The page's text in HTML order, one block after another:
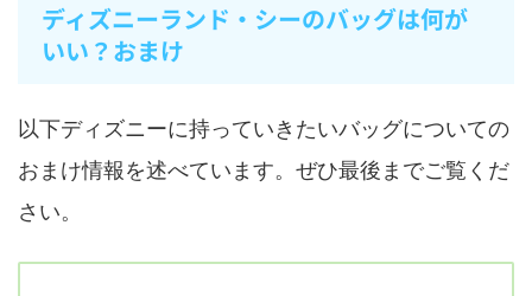
ディズニーランド・シーのバッグは何が
いい？おまけ
以下ディズニーに持っていきたいバッグについての
おまけ情報を述べています。ぜひ最後までご覧くだ
さい。